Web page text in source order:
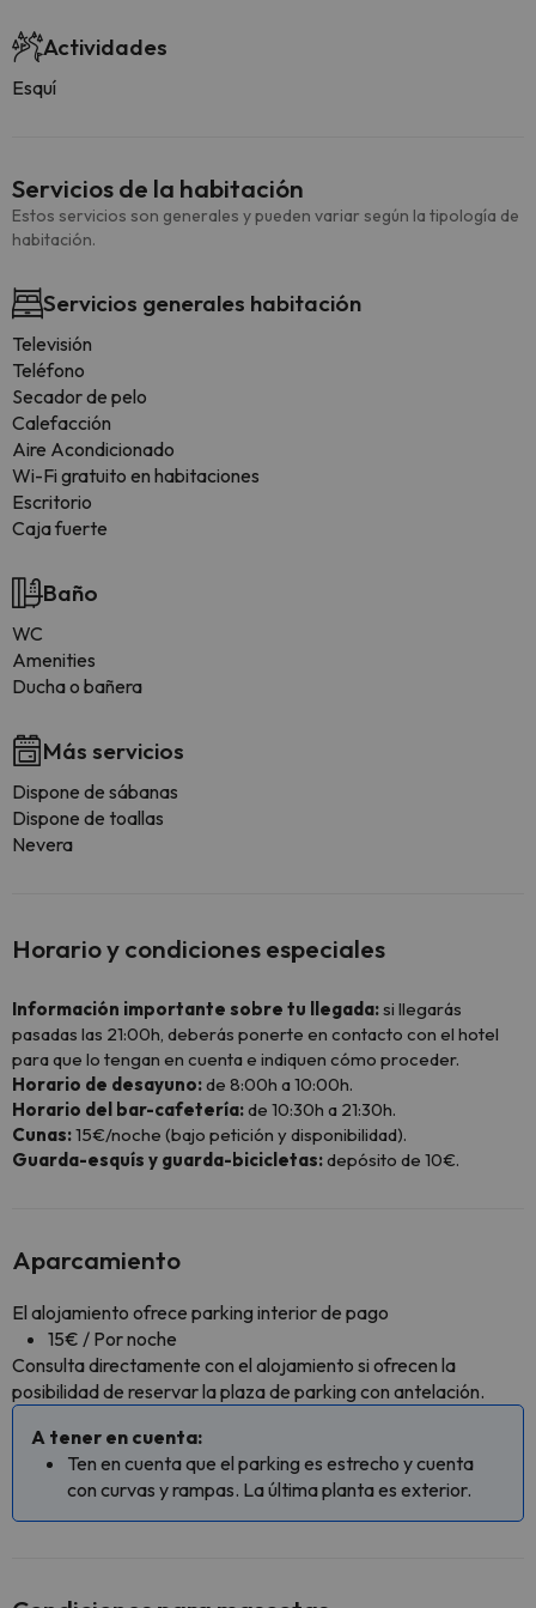
Actividades
Esquí
Servicios de la habitación
Estos servicios son generales y pueden variar según la tipología de
habitación.
Servicios generales habitación
Televisión
Teléfono
Secador de pelo
Calefacción
Aire Acondicionado
Wi-Fi gratuito en habitaciones
Escritorio
Caja fuerte
Baño
WC
Amenities
Ducha o bañera
Más servicios
Dispone de sábanas
Dispone de toallas
Nevera
Horario y condiciones especiales
Información importante sobre tu llegada:si llegarás
pasadas las 21:00h, deberás ponerte en contacto con el hotel
para que lo tengan en cuenta e indiquen cómo proceder.
Horario de desayuno:de 8:00h a 10:00h.
Horario del bar-cafetería:de 10:30h a 21:30h.
Cunas:15€/noche (bajo petición y disponibilidad).
Guarda-esquís y guarda-bicicletas:depósito de 10€.
Aparcamiento
El alojamiento ofrece parking interior de pago
15€ / Por noche
Consulta directamente con el alojamiento si ofrecen la
posibilidad de reservar la plaza de parking con antelación.
A tener en cuenta:
Ten en cuenta que el parking es estrecho y cuenta
con curvas y rampas. La última planta es exterior.